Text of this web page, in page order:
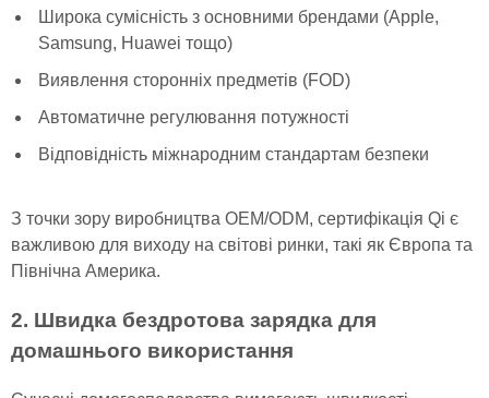
Широка сумісність з основними брендами (Apple,
Samsung, Huawei тощо)
Виявлення сторонніх предметів (FOD)
Автоматичне регулювання потужності
Відповідність міжнародним стандартам безпеки
З точки зору виробництва OEM/ODM, сертифікація Qi є
важливою для виходу на світові ринки, такі як Європа та
Північна Америка.
2. Швидка бездротова зарядка для
домашнього використання